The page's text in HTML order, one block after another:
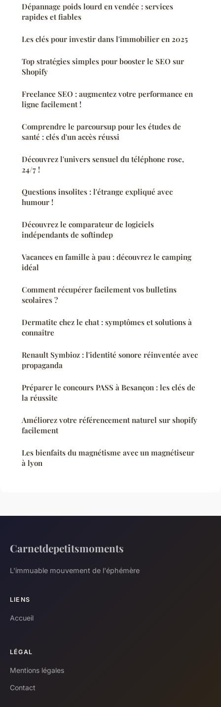
Dépannage poids lourd en vendée : services
rapides et fiables
Les clés pour investir dans l'immobilier en 2025
Top stratégies simples pour booster le SEO sur
Shopify
Freelance SEO : augmentez votre performance en
ligne facilement !
Comprendre le parcoursup pour les études de
santé : clés d'un accès réussi
Découvrez l'univers sensuel du téléphone rose,
24/7 !
Questions insolites : l'étrange expliqué avec
humour !
Découvrez le comparateur de logiciels
indépendants de softindep
Vacances en famille à pau : découvrez le camping
idéal
Comment récupérer facilement vos bulletins
scolaires ?
Dermatite chez le chat : symptômes et solutions à
connaître
Renault Symbioz : l'identité sonore réinventée avec
propaganda
Préparer le concours PASS à Besançon : les clés de
la réussite
Améliorez votre référencement naturel sur shopify
facilement
Les bienfaits du magnétisme avec un magnétiseur
à lyon
Carnetdepetitsmoments
L'immuable mouvement de l'éphémère
LIENS
Accueil
LÉGAL
Mentions légales
Contact